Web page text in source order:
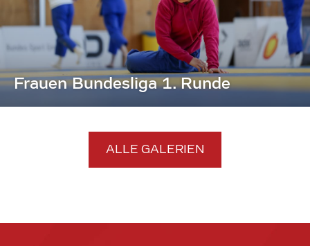
Frauen Bundesliga 1. Runde
ALLE GALERIEN